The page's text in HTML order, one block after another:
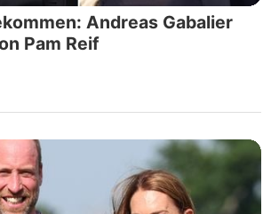
Andreas Gabalier
Pam Reif